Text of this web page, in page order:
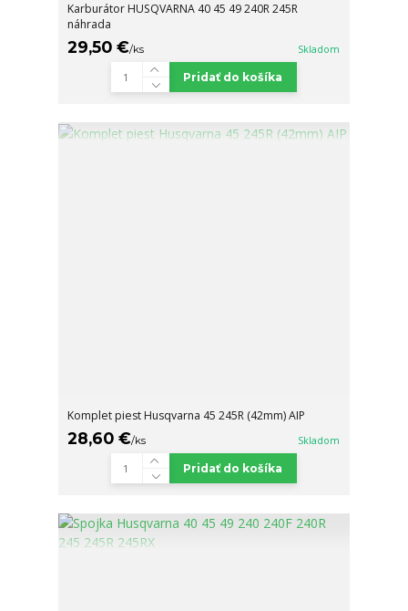
Karburátor HUSQVARNA 40 45 49 240R 245R
náhrada
29,50 €/ks Skladom
Pridať do košíka
Komplet piest Husqvarna 45 245R (42mm) AIP
28,60 €/ks Skladom
Pridať do košíka